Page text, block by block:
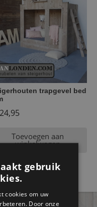
trapgevel bed
Toevoegen aan
winkelwagen
gebruik
cookies om uw
Door onze